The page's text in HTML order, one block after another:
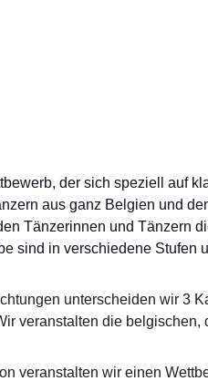
der sich speziell auf
aus ganz Belgien und
Tänzerinnen und Tänzern
sind in verschiedene Stufen
unterscheiden wir 3
veranstalten die
veranstalten wir einen